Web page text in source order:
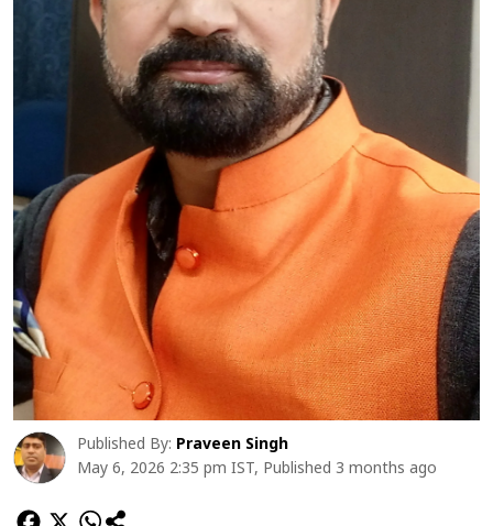
Published By: Praveen Singh
May 6, 2026 2:35 pm IST, Published 3 months ago